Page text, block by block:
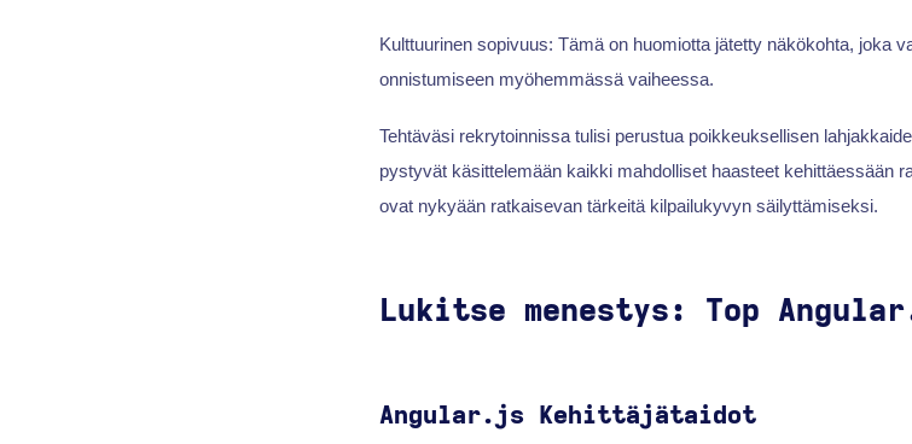
Kulttuurinen sopivuus: Tämä on huomiotta jätetty näkökohta, joka
onnistumiseen myöhemmässä vaiheessa.
Tehtäväsi rekrytoinnissa tulisi perustua poikkeuksellisen
pystyvät käsittelemään kaikki mahdolliset haasteet kehittäessään
ovat nykyään ratkaisevan tärkeitä kilpailukyvyn säilyttämiseksi.
Lukitse menestys: Top
Angular.js Kehittäjätaidot